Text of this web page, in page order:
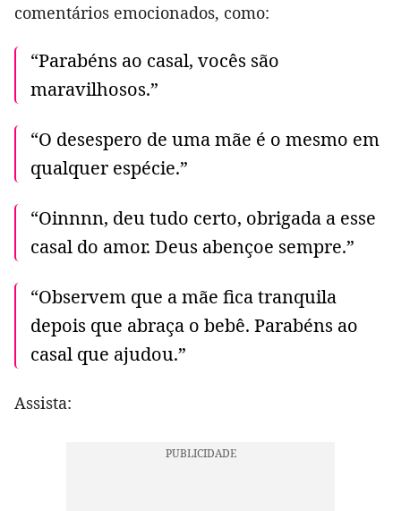
comentários emocionados, como:
“Parabéns ao casal, vocês são
maravilhosos.”
“O desespero de uma mãe é o mesmo em
qualquer espécie.”
“Oinnnn, deu tudo certo, obrigada a esse
casal do amor. Deus abençoe sempre.”
“Observem que a mãe fica tranquila
depois que abraça o bebê. Parabéns ao
casal que ajudou.”
Assista: